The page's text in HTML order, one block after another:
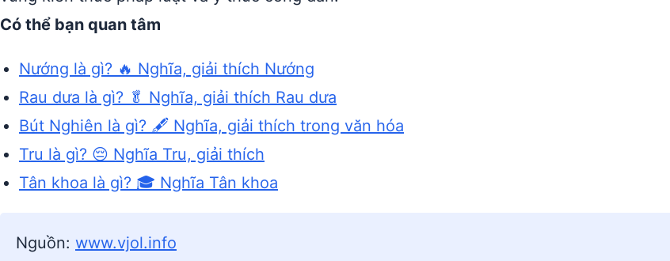
Có thể bạn quan tâm
Nướng là gì? 🔥 Nghĩa, giải thích Nướng
Rau dưa là gì? 🥬 Nghĩa, giải thích Rau dưa
Bút Nghiên là gì? 🖋️ Nghĩa, giải thích trong văn hóa
Tru là gì? 😔 Nghĩa Tru, giải thích
Tân khoa là gì? 🎓 Nghĩa Tân khoa
Nguồn: www.vjol.info